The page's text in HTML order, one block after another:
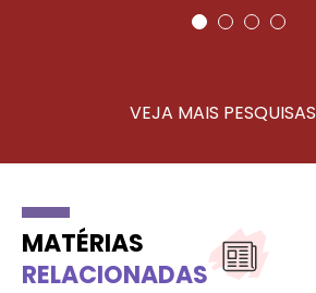
VEJA MAIS PESQUISAS
MATÉRIAS
RELACIONADAS